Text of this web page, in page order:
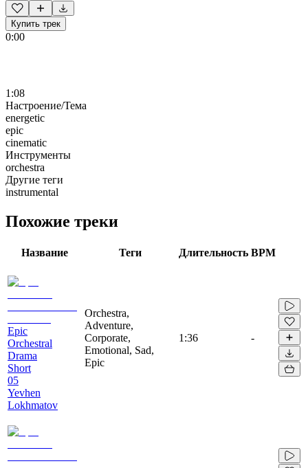
Купить трек
0:00
1:08
Настроение/Тема
energetic
epic
cinematic
Инструменты
orchestra
Другие теги
instrumental
Похожие треки
Название Теги Длительность BPM
Epic
Orchestral
Drama
Short
05
Yevhen
Lokhmatov
Orchestra,
Adventure,
Corporate,
Emotional, Sad,
Epic
1:36 -